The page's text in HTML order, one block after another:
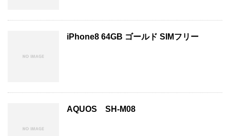
iPhone8 64GB ゴールド SIMフリー
AQUOS SH-M08